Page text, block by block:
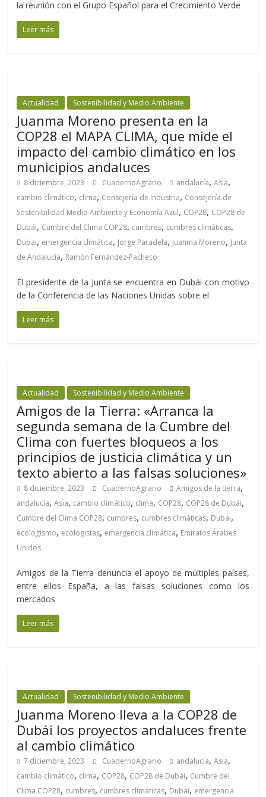
la reunión con el Grupo Español para el Crecimiento Verde
Leer más
Actualidad Sostenibilidad y Medio Ambiente
Juanma Moreno presenta en la
COP28 el MAPA CLIMA, que mide el
impacto del cambio climático en los
municipios andaluces
8 diciembre, 2023 CuadernoAgrario andalucía,Asia,
cambio climático, clima, Consejería de Industria, Consejería de
Sostenibilidad Medio Ambiente y Economía Azul, COP28, COP28 de
Dubái, Cumbre del Clima COP28, cumbres, cumbres climáticas,
Dubai, emergencia climática, Jorge Paradela, Juanma Moreno, Junta
de Andalucía, Ramón Fernández-Pacheco
El presidente de la Junta se encuentra en Dubái con motivo
de la Conferencia de las Naciones Unidas sobre el
Leer más
Actualidad Sostenibilidad y Medio Ambiente
Amigos de la Tierra: «Arranca la
segunda semana de la Cumbre del
Clima con fuertes bloqueos a los
principios de justicia climática y un
texto abierto a las falsas soluciones»
8 diciembre, 2023 CuadernoAgrario Amigos de la tierra,
andalucía,Asia, cambio climático, clima, COP28, COP28 de Dubái,
Cumbre del Clima COP28, cumbres, cumbres climáticas, Dubai,
ecologismo, ecologistas, emergencia climática, Emiratos Árabes
Unidos
Amigos de la Tierra denuncia el apoyo de múltiples países,
entre ellos España, a las falsas soluciones como los
mercados
Leer más
Actualidad Sostenibilidad y Medio Ambiente
Juanma Moreno lleva a la COP28 de
Dubái los proyectos andaluces frente
al cambio climático
7 diciembre, 2023 CuadernoAgrario andalucía,Asia,
cambio climático, clima, COP28, COP28 de Dubái, Cumbre del
Clima COP28, cumbres, cumbres climáticas, Dubai, emergencia